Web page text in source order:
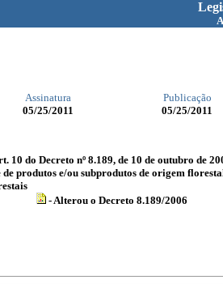
Assinatura
Publicação
05/25/2011 05/25/2011
10 do Decreto nº 8.189, de 10 de outubro de
produtos e/ou subprodutos de origem
- Alterou o Decreto 8.189/2006